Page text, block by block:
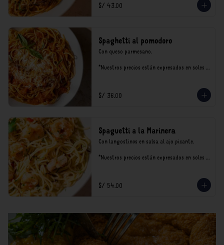
S/ 43.00
Spaghetti al pomodoro
Con queso parmesano.
*Nuestros precios están expresados en soles e
S/ 36.00
Spaguetti a la Marinera
Con langostinos en salsa al ajo picante.
*Nuestros precios están expresados en soles e
S/ 54.00